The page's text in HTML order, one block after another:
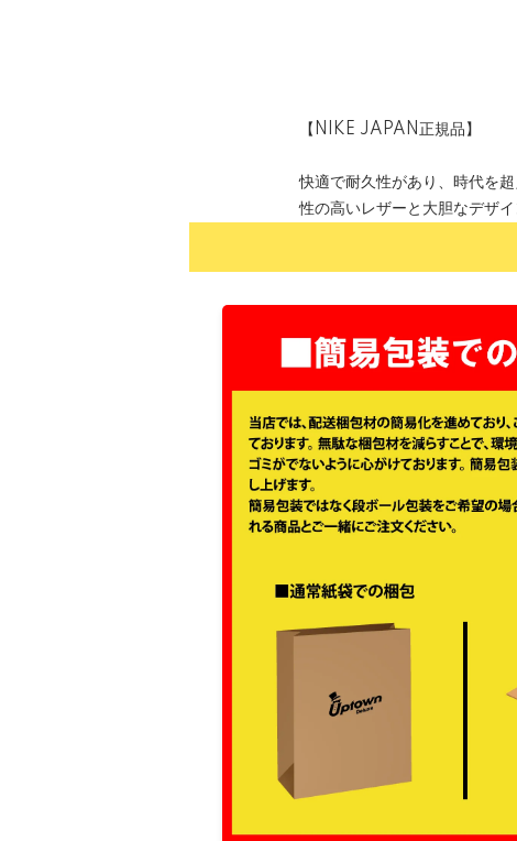
【NIKE JAPAN正規品】
快適で耐久性があり、時代を
性の高いレザーと大胆なデザ